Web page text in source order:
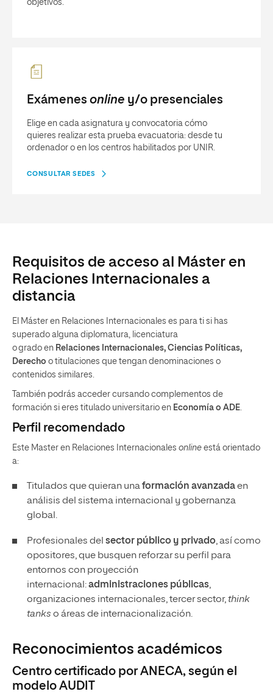
objetivos.
Exámenes online y/o presenciales
Elige en cada asignatura y convocatoria cómo
quieres realizar esta prueba evacuatoria: desde tu
ordenador o en los centros habilitados por UNIR.
CONSULTAR SEDES
Requisitos de acceso al Máster en
Relaciones Internacionales a
distancia
El Máster en Relaciones Internacionales es para ti si has
superado alguna diplomatura, licenciatura
o grado en Relaciones Internacionales, Ciencias Políticas,
Derecho o titulaciones que tengan denominaciones o
contenidos similares.
También podrás acceder cursando complementos de
formación si eres titulado universitario en Economía o ADE.
Perfil recomendado
Este Master en Relaciones Internacionales online está orientado
a:
Titulados que quieran unaformación avanzadaen
análisis del sistema internacional y gobernanza
global.
Profesionales del sector público y privado, así como
opositores, que busquen reforzar su perfil para
entornos con proyección
internacional:administraciones públicas,
organizaciones internacionales, tercer sector,think
tanks o áreas de internacionalización.
Reconocimientos académicos
Centro certificado por ANECA, según el
modelo AUDIT